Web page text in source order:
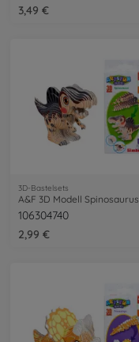
3,49 €
3D-Bastelsets
A&F 3D Modell Spinosaurus
106304740
2,99 €